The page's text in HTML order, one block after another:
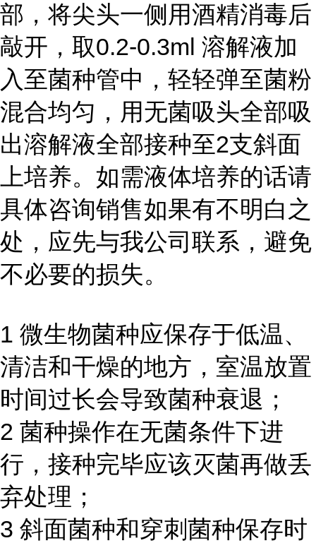
部，将尖头一侧用酒精消毒后
敲开，取0.2-0.3ml 溶解液加
入至菌种管中，轻轻弹至菌粉
混合均匀，用无菌吸头全部吸
出溶解液全部接种至2支斜面
上培养。如需液体培养的话请
具体咨询销售如果有不明白之
处，应先与我公司联系，避免
不必要的损失。
1 微生物菌种应保存于低温、
清洁和干燥的地方，室温放置
时间过长会导致菌种衰退；
2 菌种操作在无菌条件下进
行，接种完毕应该灭菌再做丢
弃处理；
3 斜面菌种和穿刺菌种保存时